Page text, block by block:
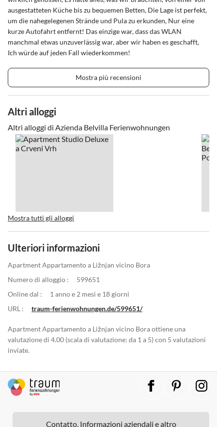
ausgestatteten Küche bis zu bequemen Betten, Die Lage ist perfekt,
um die nahegelegenen Strände und Pula zu erkunden, Nur eine
kurze Autofahrt entfernt! Das einzige war, dass das WLAN
manchmal etwas unzuverlässig war, aber wir haben es geschafft,
Ich würde auf jeden Fall wiederkommen!
Mostra più recensioni
Altri alloggi
Altri alloggi di Azienda Belvilla Ferienwohnungen
Mostra tutti gli alloggi
Ulteriori informazioni
Apartment Appartamento a Ližnjan vicino Bora
Numero di alloggio :
599651
Online dal :
1 anno e 2 mesi e 18 giorni
URL :
traum-ferienwohnungen.de/599651/
Apartment Appartamento a Ližnjan vicino Bora ottiene una
valutazione di 4.00 (scala di valutazione: da 1 a 5) con 5 valutazioni
inviate.
Contatto, Informazioni aziendali e altro